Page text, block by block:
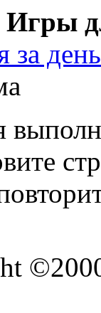
за день